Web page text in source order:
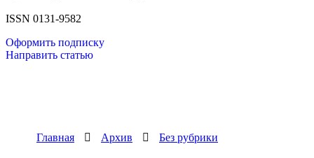
ISSN 0131-9582
Оформить подписку
Направить статью
Главная Архив Без рубрики